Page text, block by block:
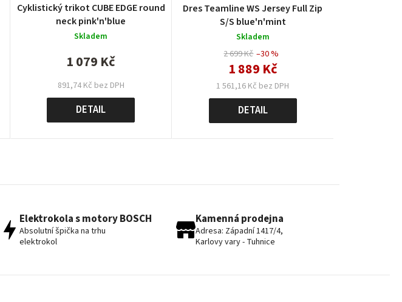
Cyklistický trikot CUBE EDGE round
neck pink'n'blue
Skladem
891,74 Kč bez DPH
1 079 Kč
DETAIL
Dres Teamline WS Jersey Full Zip
S/S blue'n'mint
Skladem
2 699 Kč
1 561,16 Kč bez DPH
1 889 Kč
–30 %
DETAIL
d
í
Elektrokola s motory BOSCH
Absolutní špička na trhu
elektrokol
Kamenná prodejna
Adresa: Západní 1417/4,
Karlovy vary - Tuhnice